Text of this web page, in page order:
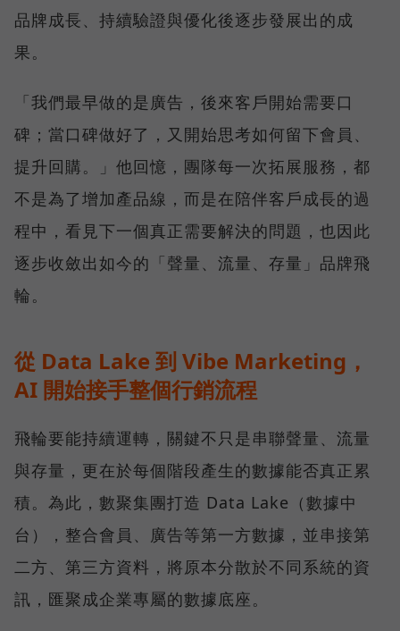
品牌成長、持續驗證與優化後逐步發展出的成
果。
「我們最早做的是廣告，後來客戶開始需要口
碑；當口碑做好了，又開始思考如何留下會員、
提升回購。」他回憶，團隊每一次拓展服務，都
不是為了增加產品線，而是在陪伴客戶成長的過
程中，看見下一個真正需要解決的問題，也因此
逐步收斂出如今的「聲量、流量、存量」品牌飛
輪。
從 Data Lake 到 Vibe Marketing，
AI 開始接手整個行銷流程
飛輪要能持續運轉，關鍵不只是串聯聲量、流量
與存量，更在於每個階段產生的數據能否真正累
積。為此，數聚集團打造 Data Lake（數據中
台），整合會員、廣告等第一方數據，並串接第
二方、第三方資料，將原本分散於不同系統的資
訊，匯聚成企業專屬的數據底座。